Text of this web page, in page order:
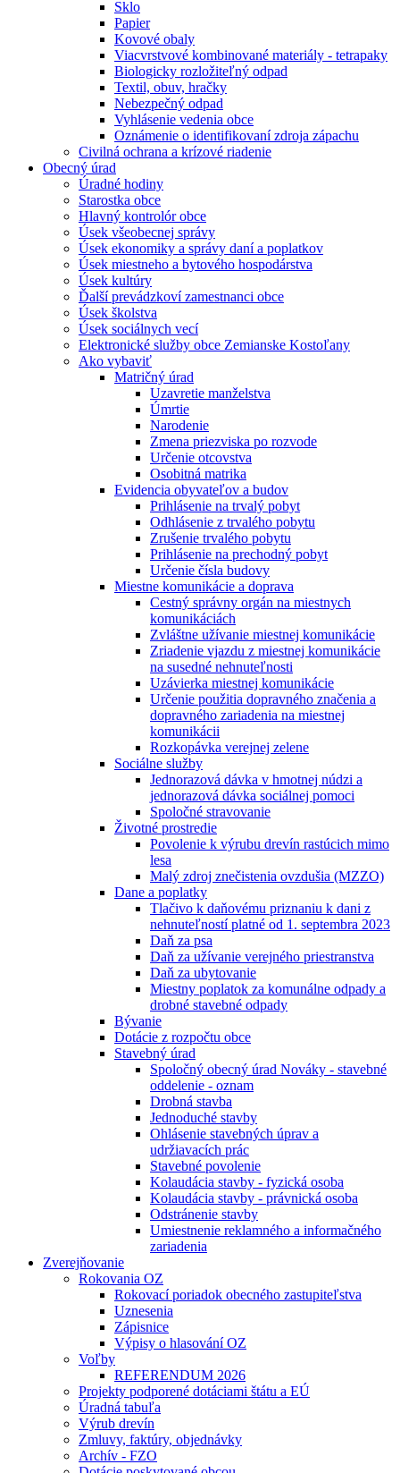
Sklo
Papier
Kovové obaly
Viacvrstvové kombinované materiály - tetrapaky
Biologicky rozložiteľný odpad
Textil, obuv, hračky
Nebezpečný odpad
Vyhlásenie vedenia obce
Oznámenie o identifikovaní zdroja zápachu
Civilná ochrana a krízové riadenie
Obecný úrad
Úradné hodiny
Starostka obce
Hlavný kontrolór obce
Úsek všeobecnej správy
Úsek ekonomiky a správy daní a poplatkov
Úsek miestneho a bytového hospodárstva
Úsek kultúry
Ďalší prevádzkoví zamestnanci obce
Úsek školstva
Úsek sociálnych vecí
Elektronické služby obce Zemianske Kostoľany
Ako vybaviť
Matričný úrad
Uzavretie manželstva
Úmrtie
Narodenie
Zmena priezviska po rozvode
Určenie otcovstva
Osobitná matrika
Evidencia obyvateľov a budov
Prihlásenie na trvalý pobyt
Odhlásenie z trvalého pobytu
Zrušenie trvalého pobytu
Prihlásenie na prechodný pobyt
Určenie čísla budovy
Miestne komunikácie a doprava
Cestný správny orgán na miestnych
komunikáciách
Zvláštne užívanie miestnej komunikácie
Zriadenie vjazdu z miestnej komunikácie
na susedné nehnuteľnosti
Uzávierka miestnej komunikácie
Určenie použitia dopravného značenia a
dopravného zariadenia na miestnej
komunikácii
Rozkopávka verejnej zelene
Sociálne služby
Jednorazová dávka v hmotnej núdzi a
jednorazová dávka sociálnej pomoci
Spoločné stravovanie
Životné prostredie
Povolenie k výrubu drevín rastúcich mimo
lesa
Malý zdroj znečistenia ovzdušia (MZZO)
Dane a poplatky
Tlačivo k daňovému priznaniu k dani z
nehnuteľností platné od 1. septembra 2023
Daň za psa
Daň za užívanie verejného priestranstva
Daň za ubytovanie
Miestny poplatok za komunálne odpady a
drobné stavebné odpady
Bývanie
Dotácie z rozpočtu obce
Stavebný úrad
Spoločný obecný úrad Nováky - stavebné
oddelenie - oznam
Drobná stavba
Jednoduché stavby
Ohlásenie stavebných úprav a
udržiavacích prác
Stavebné povolenie
Kolaudácia stavby - fyzická osoba
Kolaudácia stavby - právnická osoba
Odstránenie stavby
Umiestnenie reklamného a informačného
zariadenia
Zverejňovanie
Rokovania OZ
Rokovací poriadok obecného zastupiteľstva
Uznesenia
Zápisnice
Výpisy o hlasování OZ
Voľby
REFERENDUM 2026
Projekty podporené dotáciami štátu a EÚ
Úradná tabuľa
Výrub drevín
Zmluvy, faktúry, objednávky
Archív - FZO